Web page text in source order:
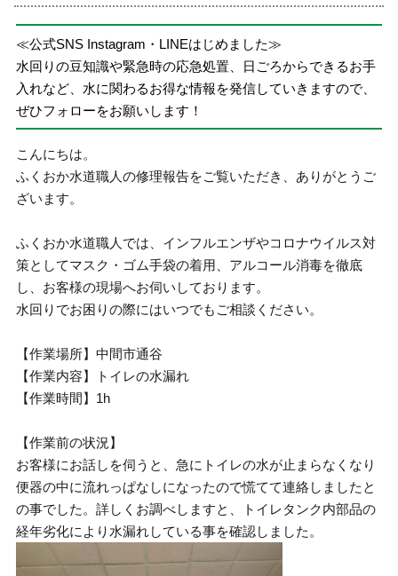
≪公式SNS Instagram・LINEはじめました≫
水回りの豆知識や緊急時の応急処置、日ごろからできるお手
入れなど、水に関わるお得な情報を発信していきますので、
ぜひフォローをお願いします！
こんにちは。
ふくおか水道職人の修理報告をご覧いただき、ありがとうご
ざいます。
ふくおか水道職人では、インフルエンザやコロナウイルス対
策としてマスク・ゴム手袋の着用、アルコール消毒を徹底
し、お客様の現場へお伺いしております。
水回りでお困りの際にはいつでもご相談ください。
【作業場所】中間市通谷
【作業内容】トイレの水漏れ
【作業時間】1h
【作業前の状況】
お客様にお話しを伺うと、急にトイレの水が止まらなくなり
便器の中に流れっぱなしになったので慌てて連絡しましたと
の事でした。詳しくお調べしますと、トイレタンク内部品の
経年劣化により水漏れしている事を確認しました。